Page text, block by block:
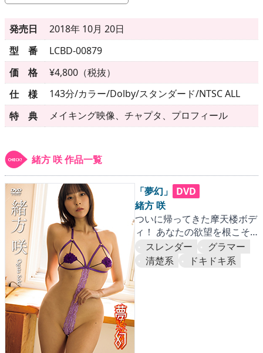
▶更新情報
▶ 個人情報保護について
▶ よくあるご質問
▶会社概要
▶ お問い合わせフォーム
発売日
2018年 10月 20日
型 番
LCBD-00879
価 格
¥4,800（税抜）
仕 様
143分/カラー/Dolby/スタンダード/NTSC ALL
特 典
メイキング映像、チャプタ、プロフィール
緒方 咲 作品一覧
「夢幻」
DVD
緒方 咲
ついに帰ってきた摩天楼ボデ
ィ！ あなたの欲望を根こそ
ぎ直撃する危険な衝撃映像！
スレンダー
グラマー
清楚系
ドキドキ系